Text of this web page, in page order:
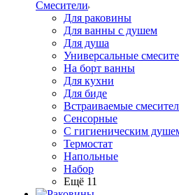
Смесители
Для раковины
Для ванны с душем
Для душа
Универсальные
На борт ванны
Для кухни
Для биде
Встраиваемые
Сенсорные
С гигиеническим
Термостат
Напольные
Набор
Ещё 11